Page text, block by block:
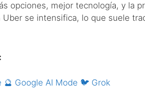
opciones, mejor tecnología, y la
se intensifica, lo que suele
🔮 Google AI Mode 🐦 Grok